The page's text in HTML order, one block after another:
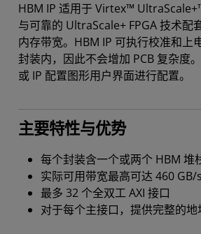
HBM IP 适用于 Virtex™
与可靠的 UltraScale+ FPGA 技术配
内存带宽。HBM IP 可执行校准和上
封装内，因此不会增加 PCB 复杂度
或 IP 配置图形用户界面进行配置。
主要特性与优势
每个封装含一个或两个 HBM 堆
实际可用带宽最高可达 460 GB/s
最多 32 个全双工 AXI 接口
对于每个主接口，提供完整的地